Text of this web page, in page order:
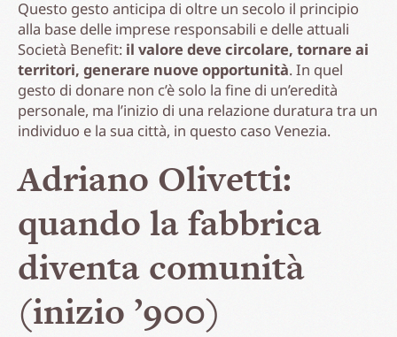
Questo gesto anticipa di oltre un secolo il principio
alla base delle imprese responsabili e delle attuali
Società Benefit: il valore deve circolare, tornare ai
territori, generare nuove opportunità. In quel
gesto di donare non c’è solo la fine di un’eredità
personale, ma l’inizio di una relazione duratura tra un
individuo e la sua città, in questo caso Venezia.
Adriano Olivetti:
quando la fabbrica
diventa comunità
(inizio ’900)